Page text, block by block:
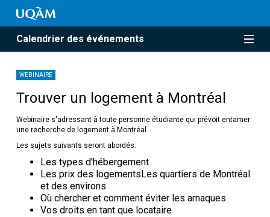
Calendrier des événements
WEBINAIRE
Trouver un logement à Montréal
Webinaire s'adressant à toute personne étudiante qui prévoit entamer
une recherche de logement à Montréal.
Les sujets suivants seront abordés:
Les types d'hébergement
Les prix des logementsLes quartiers de Montréal
et des environs
Où chercher et comment éviter les arnaques
Vos droits en tant que locataire